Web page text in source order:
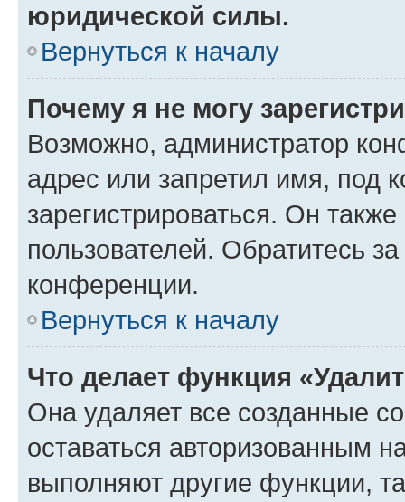
юридической силы.
Вернуться к началу
Почему я не могу
Возможно, администратор
адрес или запретил имя, под
зарегистрироваться. Он
пользователей. Обратитесь
конференции.
Вернуться к началу
Что делает функция
Она удаляет все созданные
оставаться авторизованным
выполняют другие функции,